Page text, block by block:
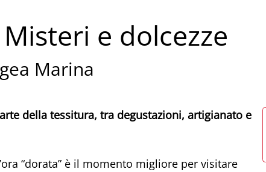
e dolcezze
Marina
della tessitura, tra degustazioni, artigianato e
“dorata” è il momento migliore per visitare